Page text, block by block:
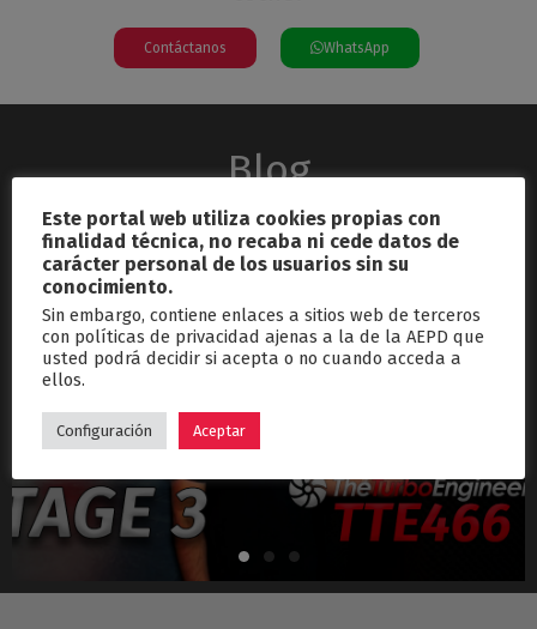
Contáctanos WhatsApp
Blog
septiembre 26, 2024
Hyundai i30N Stage 3 – Turbo TTE466
Este portal web utiliza cookies propias con
finalidad técnica, no recaba ni cede datos de
carácter personal de los usuarios sin su
conocimiento.
Sin embargo, contiene enlaces a sitios web de terceros
con políticas de privacidad ajenas a la de la AEPD que
usted podrá decidir si acepta o no cuando acceda a
ellos.
Configuración Aceptar